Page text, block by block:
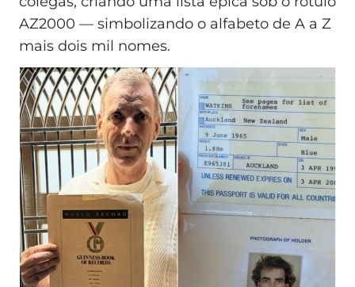
AZ2000 — simbolizando o alfabeto de A a Z
mais dois mil nomes.